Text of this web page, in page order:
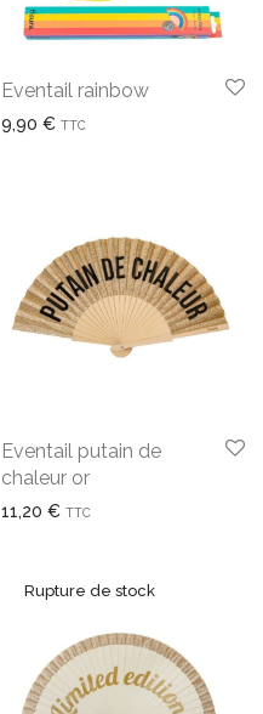
Eventail rainbow
9,90 € TTC
Eventail putain de
chaleur or
11,20 € TTC